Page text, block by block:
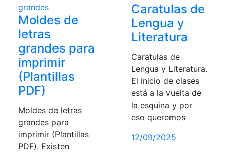
Moldes de
letras
grandes para
imprimir
(Plantillas
PDF)
Moldes de letras
grandes para
imprimir (Plantillas
PDF). Existen
Caratulas de
Lengua y
Literatura
Caratulas de
Lengua y Literatura.
El inicio de clases
está a la vuelta de
la esquina y por
eso queremos
12/09/2025